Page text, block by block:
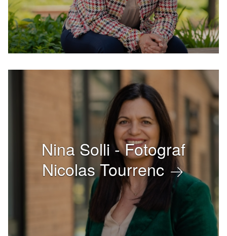
Nina Solli - Fotograf
Nicolas Tourrenc